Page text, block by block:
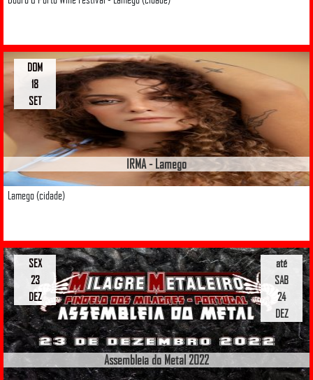
IRMA - Lamego
Lamego (cidade)
DOM
18
SET
Assembleia do Metal 2022
até
SAB
24
DEZ
SEX
23
DEZ